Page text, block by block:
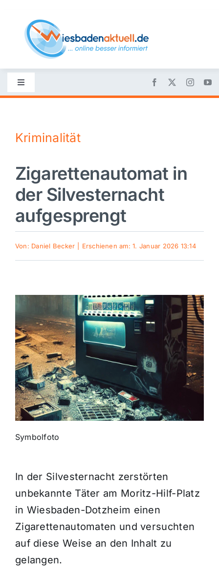
content
Toggle
Navigation
Nachrichten
Politik
Wirtschaft
Mein Stadtteil
Galerie
Verkehrsmeldungen
Gewinnspiele
Kriminalität
Zigarettenautomat in
der Silvesternacht
aufgesprengt
Von: Daniel Becker Erschienen am: 1. Januar 2026 13:14
Symbolfoto
In der Silvesternacht zerstörten
unbekannte Täter am Moritz-Hilf-Platz
in Wiesbaden-Dotzheim einen
Zigarettenautomaten und versuchten
auf diese Weise an den Inhalt zu
gelangen.